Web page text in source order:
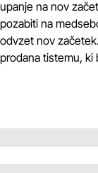
upanje na nov
pozabiti na
odvzet nov
prodana tistemu, ki